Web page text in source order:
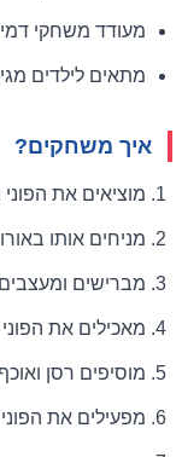
מעודד משחקי
מתאים לילדים מגיל 3
איך משחקים?
מוציאים את
מניחים אותו
מברישים
מאכילים את
מוסיפים רסן
מפעילים את